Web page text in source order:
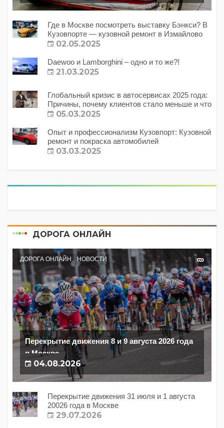
Где в Москве посмотреть выставку Бэнкси? В
Кузовпорте — кузовной ремонт в Измайлово
02.05.2025
Daewoo и Lamborghini – одно и то же?!
21.03.2025
Глобальный кризис в автосервисах 2025 года:
Причины, почему клиентов стало меньше и что
с этим делать?
05.03.2025
Опыт и профессионализм Кузовпорт: Кузовной
ремонт и покраска автомобилей
03.03.2025
ДОРОГА ОНЛАЙН
ДОРОГА ОНЛАЙН НОВОСТИ
Перекрытие движения 8 и 9 августа 2026 года
в Москве
04.08.2026
Перекрытие движения 31 июля и 1 августа
20026 года в Москве
29.07.2026